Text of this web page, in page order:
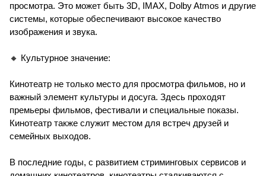
просмотра. Это может быть 3D, IMAX, Dolby Atmos и другие
системы, которые обеспечивают высокое качество
изображения и звука.
🔸 Культурное значение:
Кинотеатр не только место для просмотра фильмов, но и
важный элемент культуры и досуга. Здесь проходят
премьеры фильмов, фестивали и специальные показы.
Кинотеатр также служит местом для встреч друзей и
семейных выходов.
В последние годы, с развитием стриминговых сервисов и